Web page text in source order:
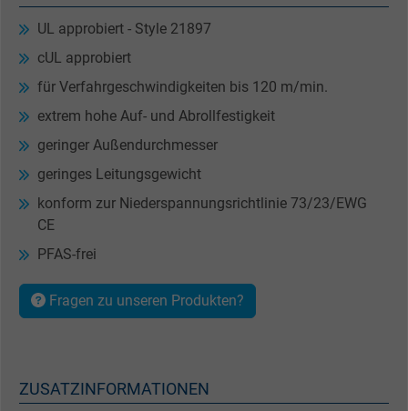
UL approbiert - Style 21897
cUL approbiert
für Verfahrgeschwindigkeiten bis 120 m/min.
extrem hohe Auf- und Abrollfestigkeit
geringer Außendurchmesser
geringes Leitungsgewicht
konform zur Niederspannungsrichtlinie 73/23/EWG
CE
PFAS-frei
Fragen zu unseren Produkten?
ZUSATZINFORMATIONEN